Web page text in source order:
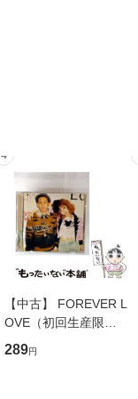
4
【中古】 FOREVER L
OVE（初回生産限定
盤） / 清水翔太×加藤
ミリヤ / [CD]【メール
289円